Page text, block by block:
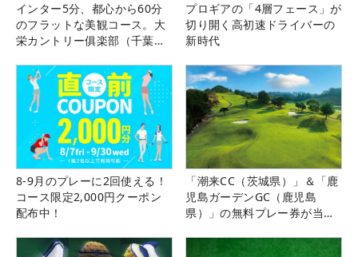
インター5分、都心から60分
のフラットな美観コース。大
栄カントリー俱楽部（千葉
プロギアの「4層フェース」が
切り開く高初速ドライバーの
新時代
8-9月のプレーに2回使える！
コース限定2,000円クーポン
配布中！
「潮来CC（茨城県）」＆「鹿
児島ガーデンGC（鹿児島
県）」の無料プレー券が当た